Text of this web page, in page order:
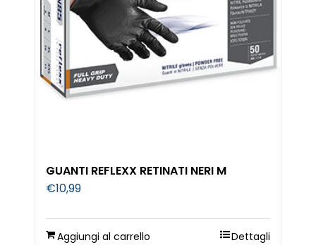
GUANTI REFLEXX RETINATI NERI M
€10,99
Aggiungi al carrello Dettagli